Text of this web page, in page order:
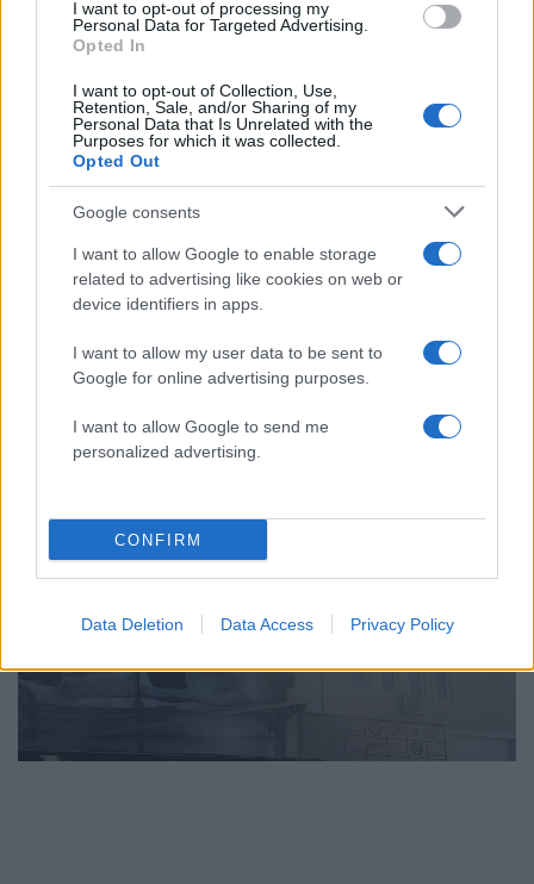
I want to opt-out of processing my
Personal Data for Targeted Advertising.
Opted In
I want to opt-out of Collection, Use,
Retention, Sale, and/or Sharing of my
Personal Data that Is Unrelated with the
Purposes for which it was collected.
Opted Out
Google consents
I want to allow Google to enable storage
related to advertising like cookies on web or
device identifiers in apps.
I want to allow my user data to be sent to
Google for online advertising purposes.
I want to allow Google to send me
personalized advertising.
CONFIRM
Data Deletion Data Access Privacy Policy